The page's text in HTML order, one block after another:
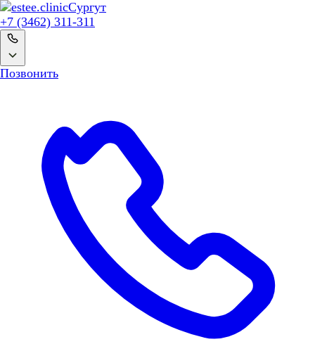
Сургут
+7 (3462) 311-311
Позвонить